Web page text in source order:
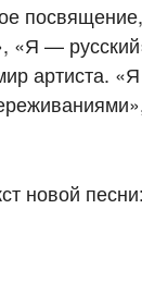
«Я —
артиста.
новой песни: